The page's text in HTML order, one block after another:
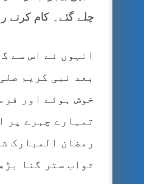
چلے گئے۔ کام
انہوں نے اس سے
بعد نبی کریم
خوش ہوئے اور
تمہارے چہرے پر
رمضان المبارک
ثواب ستر گنا